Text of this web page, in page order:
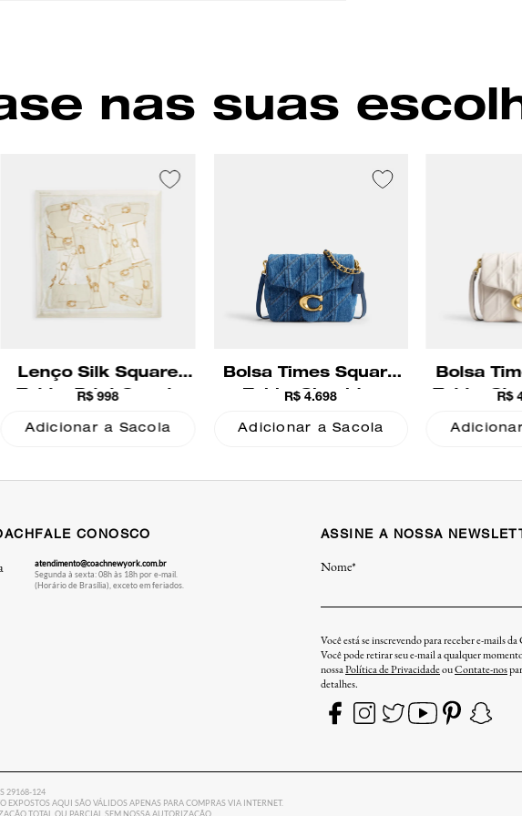
nas suas
Lenço Silk Square
Tabby Print Coach
R$ 998
Adicionar a Sacola
Bolsa Times Square
Tabby Shoulder
R$ 4.698
Adicionar a Sacola
Bolsa
Tabby
R$
FALE CONOSCO
atendimento@coachnewyork.com.br
Segunda à sexta: 08h às 18h por e-mail.
(Horário de Brasília), exceto em feriados.
ASSINE A NOSSA
Nome*
Você está se inscrevendo para receber e-mails da
Você pode retirar seu e-mail a qualquer
nossaPolítica de PrivacidadeouContate-nos
detalhes.
29168-124
EXPOSTOS AQUI SÃO VÁLIDOS APENAS PARA COMPRAS VIA INTERNET.
TOTAL OU PARCIAL SEM NOSSA AUTORIZAÇÃO.